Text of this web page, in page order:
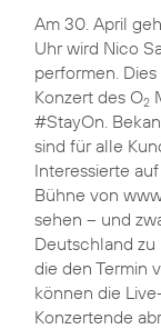
Am 30. April
Uhr wird Nico
performen.
Konzert des O2
#StayOn.
sind für alle
Interessierte
Bühne von
sehen – und
Deutschland zu
die den Termin
können die
Konzertende